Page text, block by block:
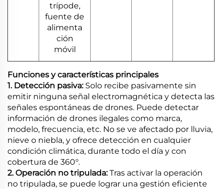
trípode,
fuente de
alimenta
ción
móvil
Funciones y características principales
1. Detección pasiva: Solo recibe pasivamente sin
emitir ninguna señal electromagnética y detecta las
señales espontáneas de drones. Puede detectar
información de drones ilegales como marca,
modelo, frecuencia, etc. No se ve afectado por lluvia,
nieve o niebla, y ofrece detección en cualquier
condición climática, durante todo el día y con
cobertura de 360°.
2. Operación no tripulada:Tras activar la operación
no tripulada, se puede lograr una gestión eficiente